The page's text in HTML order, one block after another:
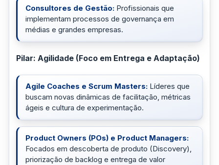
Consultores de Gestão: Profissionais que
implementam processos de governança em
médias e grandes empresas.
Pilar: Agilidade (Foco em Entrega e Adaptação)
Agile Coaches e Scrum Masters: Líderes que
buscam novas dinâmicas de facilitação, métricas
ágeis e cultura de experimentação.
Product Owners (POs) e Product Managers:
Focados em descoberta de produto (Discovery),
priorização de backlog e entrega de valor